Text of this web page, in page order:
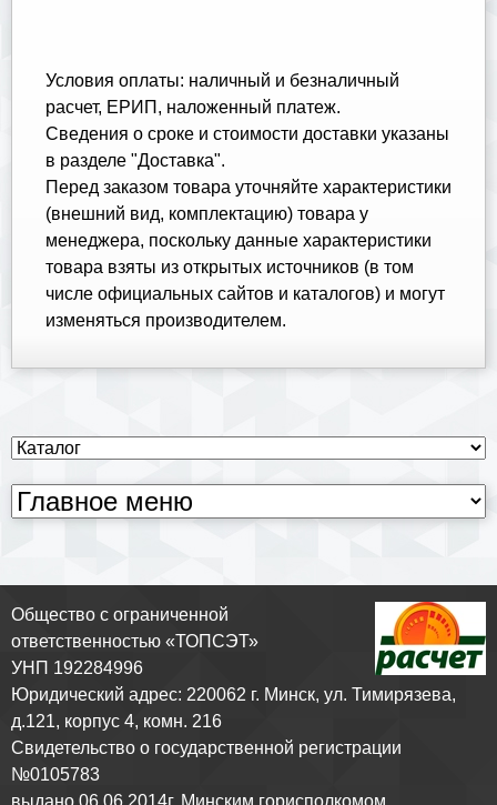
Условия оплаты: наличный и безналичный
расчет, ЕРИП, наложенный платеж.
Cведения о сроке и стоимости доставки указаны
в разделе "Доставка".
Перед заказом товара уточняйте характеристики
(внешний вид, комплектацию) товара у
менеджера, поскольку данные характеристики
товара взяты из открытых источников (в том
числе официальных сайтов и каталогов) и могут
изменяться производителем.
Общество с ограниченной
ответственностью «ТОПСЭТ»
УНП 192284996
Юридический адрес: 220062 г. Минск, ул. Тимирязева,
д.121, корпус 4, комн. 216
Свидетельство о государственной регистрации
№0105783